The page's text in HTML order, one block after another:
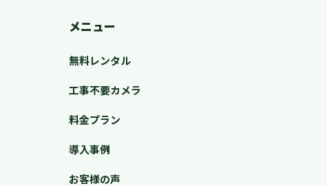
メニュー
無料レンタル
工事不要カメラ
料金プラン
導入事例
お客様の声